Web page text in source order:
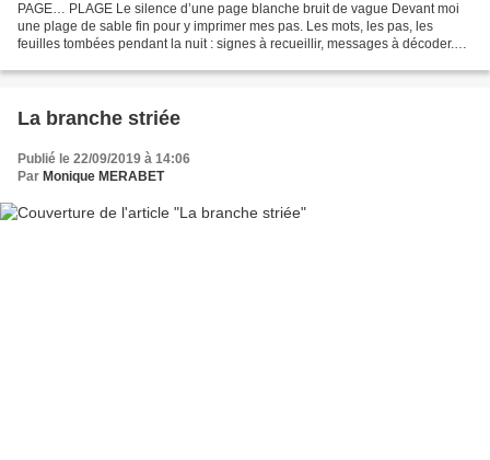
PAGE… PLAGE Le silence d’une page blanche bruit de vague Devant moi
une plage de sable fin pour y imprimer mes pas. Les mots, les pas, les
feuilles tombées pendant la nuit : signes à recueillir, messages à décoder.
La branche striée
Publié le 22/09/2019 à 14:06
Par Monique MERABET